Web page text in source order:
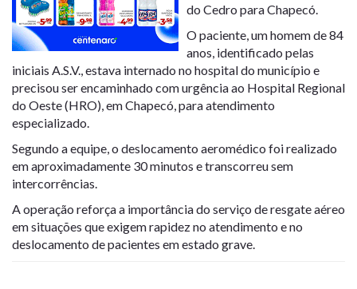
do Cedro para Chapecó.
O paciente, um homem de 84
anos, identificado pelas
iniciais A.S.V., estava internado no hospital do município e
precisou ser encaminhado com urgência ao Hospital Regional
do Oeste (HRO), em Chapecó, para atendimento
especializado.
Segundo a equipe, o deslocamento aeromédico foi realizado
em aproximadamente 30 minutos e transcorreu sem
intercorrências.
A operação reforça a importância do serviço de resgate aéreo
em situações que exigem rapidez no atendimento e no
deslocamento de pacientes em estado grave.